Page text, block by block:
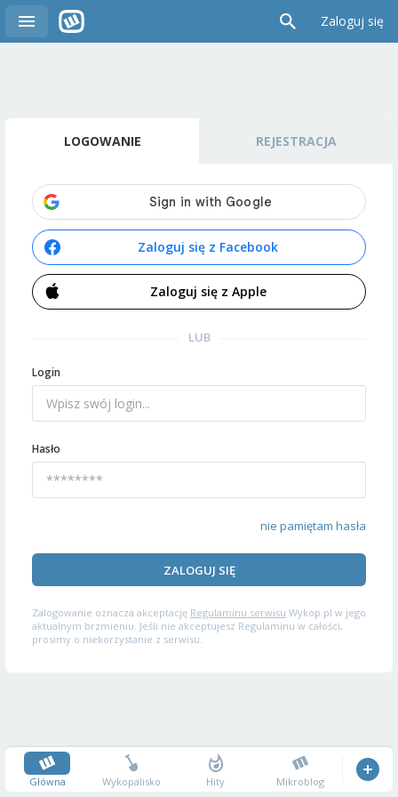
Zaloguj się
LOGOWANIE REJESTRACJA
Zaloguj się z Facebook
Zaloguj się z Apple
LUB
Login
Hasło
nie pamiętam hasła
ZALOGUJ SIĘ
Zalogowanie oznacza akceptację Regulaminu serwisu Wykop.pl w jego
aktualnym brzmieniu. Jeśli nie akceptujesz Regulaminu w całości,
prosimy o niekorzystanie z serwisu.
Główna Wykopalisko Hity Mikroblog